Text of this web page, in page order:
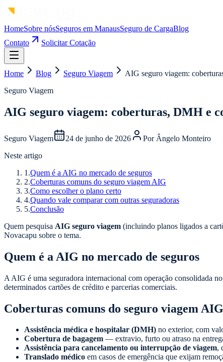
HomeSobre nósSeguros em ManausSeguro de CargaBlog
Contato
Solicitar Cotação
Home Blog Seguro Viagem
AIG seguro viagem:
Seguro Viagem
AIG seguro viagem: coberturas, DMH e
Seguro Viagem 24 de junho de 2026 Por Ângelo Monteiro
Neste artigo
1 .Quem é a AIG no mercado de seguros
2.Coberturas comuns do seguro viagem AIG
3.Como escolher o plano certo
4.Quando vale comparar com outras seguradoras
5.Conclusão
Quem pesquisa AIG seguro viagem (incluindo planos ligados a
Novacapu sobre o tema.
Quem é a AIG no mercado de seguros
A AIG é uma seguradora internacional com operação consolidada
determinados cartões de crédito e parcerias comerciais.
Coberturas comuns do seguro viagem AIG
Assistência médica e hospitalar (DMH) no exterior, com
Cobertura de bagagem — extravio, furto ou atraso na
Assistência para cancelamento ou interrupção de viagem,
Translado médico em casos de emergência que exijam